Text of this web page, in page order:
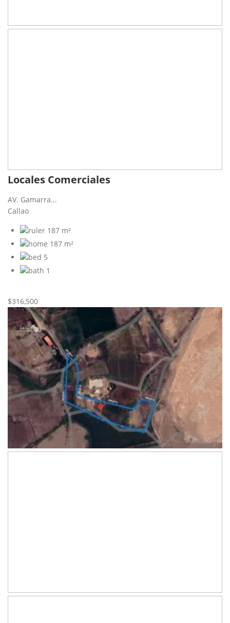
Locales Comerciales
AV. Gamarra...
Callao
187 m²
187 m²
5
1
$316,500